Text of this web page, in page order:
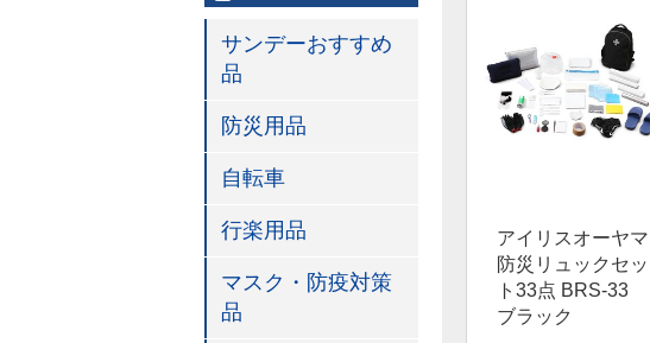
サンデーおすすめ
品
防災用品
自転車
行楽用品
マスク・防疫対策
品
アイリスオーヤマ
防災リュックセッ
ト33点 BRS-33
ブラック